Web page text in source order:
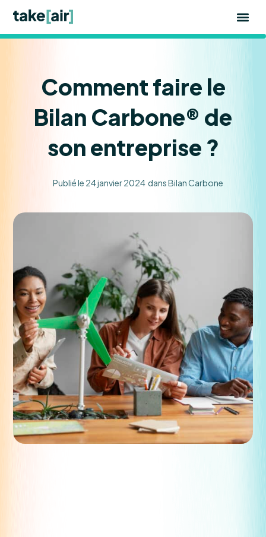
Comment faire le
Bilan Carbone® de
son entreprise ?
Publié le 24 janvier 2024 dansBilan Carbone